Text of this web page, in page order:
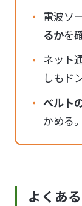
電波ソ
るかを
ネット
しもド
ベルト
かめる
よくあ